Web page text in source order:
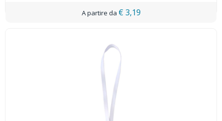
€ 3,19